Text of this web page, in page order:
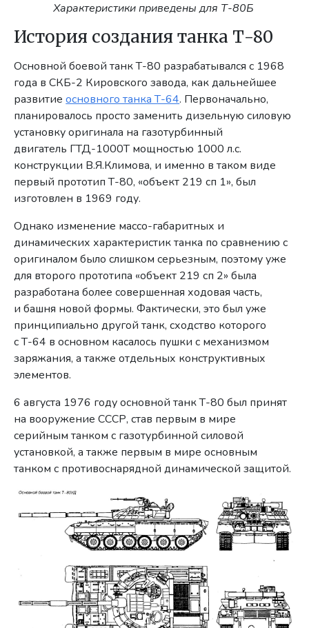
Характеристики приведены для Т-80Б
История создания танка Т-80
Основной боевой танк Т-80 разрабатывался с 1968
года в СКБ-2 Кировского завода, как дальнейшее
развитиеосновного танка Т-64. Первоначально,
планировалось просто заменить дизельную силовую
установку оригинала на газотурбинный
двигатель ГТД-1000Т мощностью 1000 л.с.
конструкции В.Я.Климова, и именно в таком виде
первый прототип Т-80, «объект 219 сп 1», был
изготовлен в 1969 году.
Однако изменение массо-габаритных и
динамических характеристик танка по сравнению с
оригиналом было слишком серьезным, поэтому уже
для второго прототипа «объект 219 сп 2» была
разработана более совершенная ходовая часть,
и башня новой формы. Фактически, это был уже
принципиально другой танк, сходство которого
с Т-64 в основном касалось пушки с механизмом
заряжания, а также отдельных конструктивных
элементов.
6 августа 1976 году основной танк Т-80 был принят
на вооружение СССР, став первым в мире
серийным танком с газотурбинной силовой
установкой, а также первым в мире основным
танком с противоснарядной динамической защитой.